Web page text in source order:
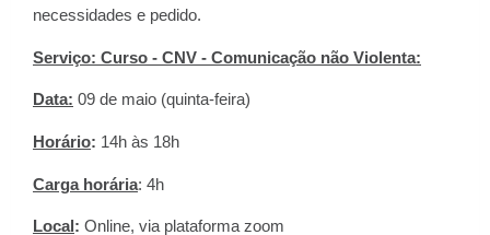
necessidades e pedido.
Serviço: Curso - CNV - Comunicação não Violenta:
Data: 09 de maio (quinta-feira)
Horário: 14h às 18h
Carga horária: 4h
Local : Online, via plataforma zoom